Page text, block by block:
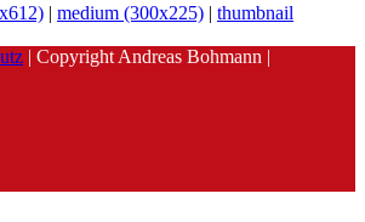
| medium (300x225) | thumbnail
| Copyright Andreas Bohmann |